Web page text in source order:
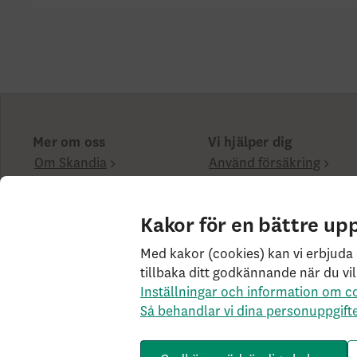
Mer om oss
Om Skandia
Vi hjälper dig
Använd försäkring
Frågor & svar
Cookies på skandia.se Tillgänglighet
behandlar vi dina personuppgifter
Om
Livförsäkringsbolaget Skandia, ömsesidigt, 106 55
Kakor för en bättre
Med kakor (cookies) kan vi
tillbaka ditt godkännande när du
Inställningar och information om
Så behandlar vi dina